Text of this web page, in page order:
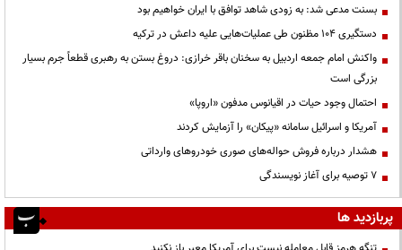
بسنت مدعی شد: به زودی شاهد توافق با ایران خواهیم بود
دستگیری ۱۰۴ مظنون طی عملیات‌هایی علیه داعش در ترکیه
واکنش امام جمعه اردبیل به سخنان باقر خرازی: دروغ بستن به رهبری قطعاً جرم بسیار
بزرگی است
احتمال وجود حیات در اقیانوس مدفون «اروپا»
آمریکا و اسرائیل سامانه «پیکان» را آزمایش کردند
هشدار درباره فروش حواله‌های صوری خودروهای وارداتی
۷ توصیه برای آغاز نویسندگی
پربازدید ها